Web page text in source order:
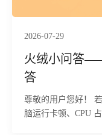
2026-07-29
火绒小问答
答
尊敬的用户您好！ 若您在使用火绒安全软件过程中，遇到电
脑运行卡顿、CPU